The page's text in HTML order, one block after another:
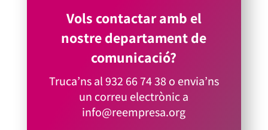
Vols contactar amb el
nostre departament de
comunicació?
Truca’ns al932 66 74 38o envia’ns
un correu electrònic a
info@reempresa.org